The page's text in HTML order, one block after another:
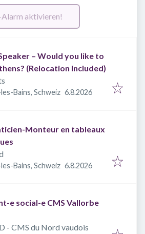
aktivieren!
– Would you like to
(Relocation Included)
Bains, Schweiz Veröffentlicht
6.8.2026
Monteur en tableaux
Bains, Schweiz Veröffentlicht
6.8.2026
e social-e CMS Vallorbe
- CMS du Nord vaudois